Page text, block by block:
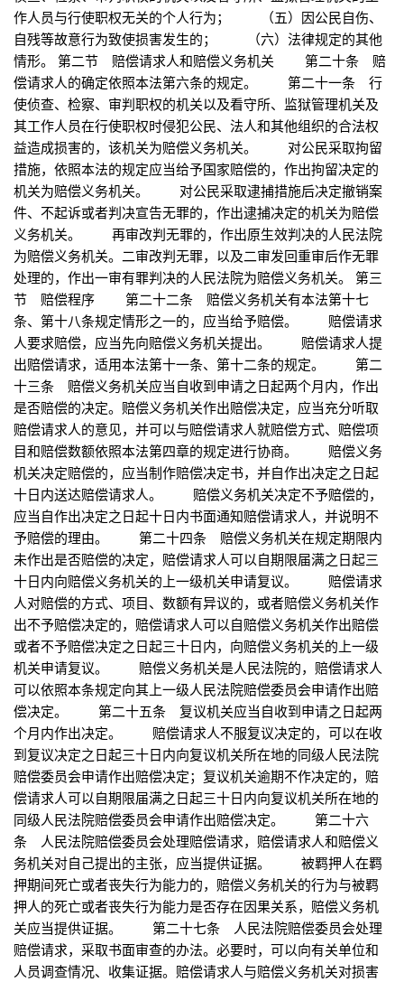
作人员与行使职权无关的个人行为； （五）因公民自伤、
自残等故意行为致使损害发生的； （六）法律规定的其他
情形。 第二节 赔偿请求人和赔偿义务机关 第二十条 赔
偿请求人的确定依照本法第六条的规定。 第二十一条 行
使侦查、检察、审判职权的机关以及看守所、监狱管理机关及
其工作人员在行使职权时侵犯公民、法人和其他组织的合法权
益造成损害的，该机关为赔偿义务机关。 对公民采取拘留
措施，依照本法的规定应当给予国家赔偿的，作出拘留决定的
机关为赔偿义务机关。 对公民采取逮捕措施后决定撤销案
件、不起诉或者判决宣告无罪的，作出逮捕决定的机关为赔偿
义务机关。 再审改判无罪的，作出原生效判决的人民法院
为赔偿义务机关。二审改判无罪，以及二审发回重审后作无罪
处理的，作出一审有罪判决的人民法院为赔偿义务机关。 第三
节 赔偿程序 第二十二条 赔偿义务机关有本法第十七
条、第十八条规定情形之一的，应当给予赔偿。 赔偿请求
人要求赔偿，应当先向赔偿义务机关提出。 赔偿请求人提
出赔偿请求，适用本法第十一条、第十二条的规定。 第二
十三条 赔偿义务机关应当自收到申请之日起两个月内，作出
是否赔偿的决定。赔偿义务机关作出赔偿决定，应当充分听取
赔偿请求人的意见，并可以与赔偿请求人就赔偿方式、赔偿项
目和赔偿数额依照本法第四章的规定进行协商。 赔偿义务
机关决定赔偿的，应当制作赔偿决定书，并自作出决定之日起
十日内送达赔偿请求人。 赔偿义务机关决定不予赔偿的，
应当自作出决定之日起十日内书面通知赔偿请求人，并说明不
予赔偿的理由。 第二十四条 赔偿义务机关在规定期限内
未作出是否赔偿的决定，赔偿请求人可以自期限届满之日起三
十日内向赔偿义务机关的上一级机关申请复议。 赔偿请求
人对赔偿的方式、项目、数额有异议的，或者赔偿义务机关作
出不予赔偿决定的，赔偿请求人可以自赔偿义务机关作出赔偿
或者不予赔偿决定之日起三十日内，向赔偿义务机关的上一级
机关申请复议。 赔偿义务机关是人民法院的，赔偿请求人
可以依照本条规定向其上一级人民法院赔偿委员会申请作出赔
偿决定。 第二十五条 复议机关应当自收到申请之日起两
个月内作出决定。 赔偿请求人不服复议决定的，可以在收
到复议决定之日起三十日内向复议机关所在地的同级人民法院
赔偿委员会申请作出赔偿决定；复议机关逾期不作决定的，赔
偿请求人可以自期限届满之日起三十日内向复议机关所在地的
同级人民法院赔偿委员会申请作出赔偿决定。 第二十六
条 人民法院赔偿委员会处理赔偿请求，赔偿请求人和赔偿义
务机关对自己提出的主张，应当提供证据。 被羁押人在羁
押期间死亡或者丧失行为能力的，赔偿义务机关的行为与被羁
押人的死亡或者丧失行为能力是否存在因果关系，赔偿义务机
关应当提供证据。 第二十七条 人民法院赔偿委员会处理
赔偿请求，采取书面审查的办法。必要时，可以向有关单位和
人员调查情况、收集证据。赔偿请求人与赔偿义务机关对损害